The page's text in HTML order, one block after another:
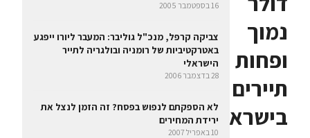
נמוך
ופחות
תיירים
בישראל
16 בספטמבר 2005
צביקה קרפל, מנכ"ל גוליבר: המעבר ליורו ייפגע
באטרקטיביות של רומניה ובולגריה לתייר
הישראלי
28 בדצמבר 2006
לא הספקתם לנפוש בפסח? זה הזמן לנצל את
ירידת המחירים
10 באפריל 2007